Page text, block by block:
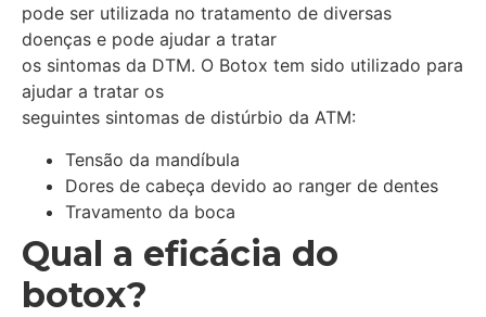
pode ser utilizada no tratamento de diversas
doenças e pode ajudar a tratar
os sintomas da DTM. O Botox tem sido utilizado para
ajudar a tratar os
seguintes sintomas de distúrbio da ATM:
Tensão da mandíbula
Dores de cabeça devido ao ranger de dentes
Travamento da boca
Qual a eficácia do
botox?